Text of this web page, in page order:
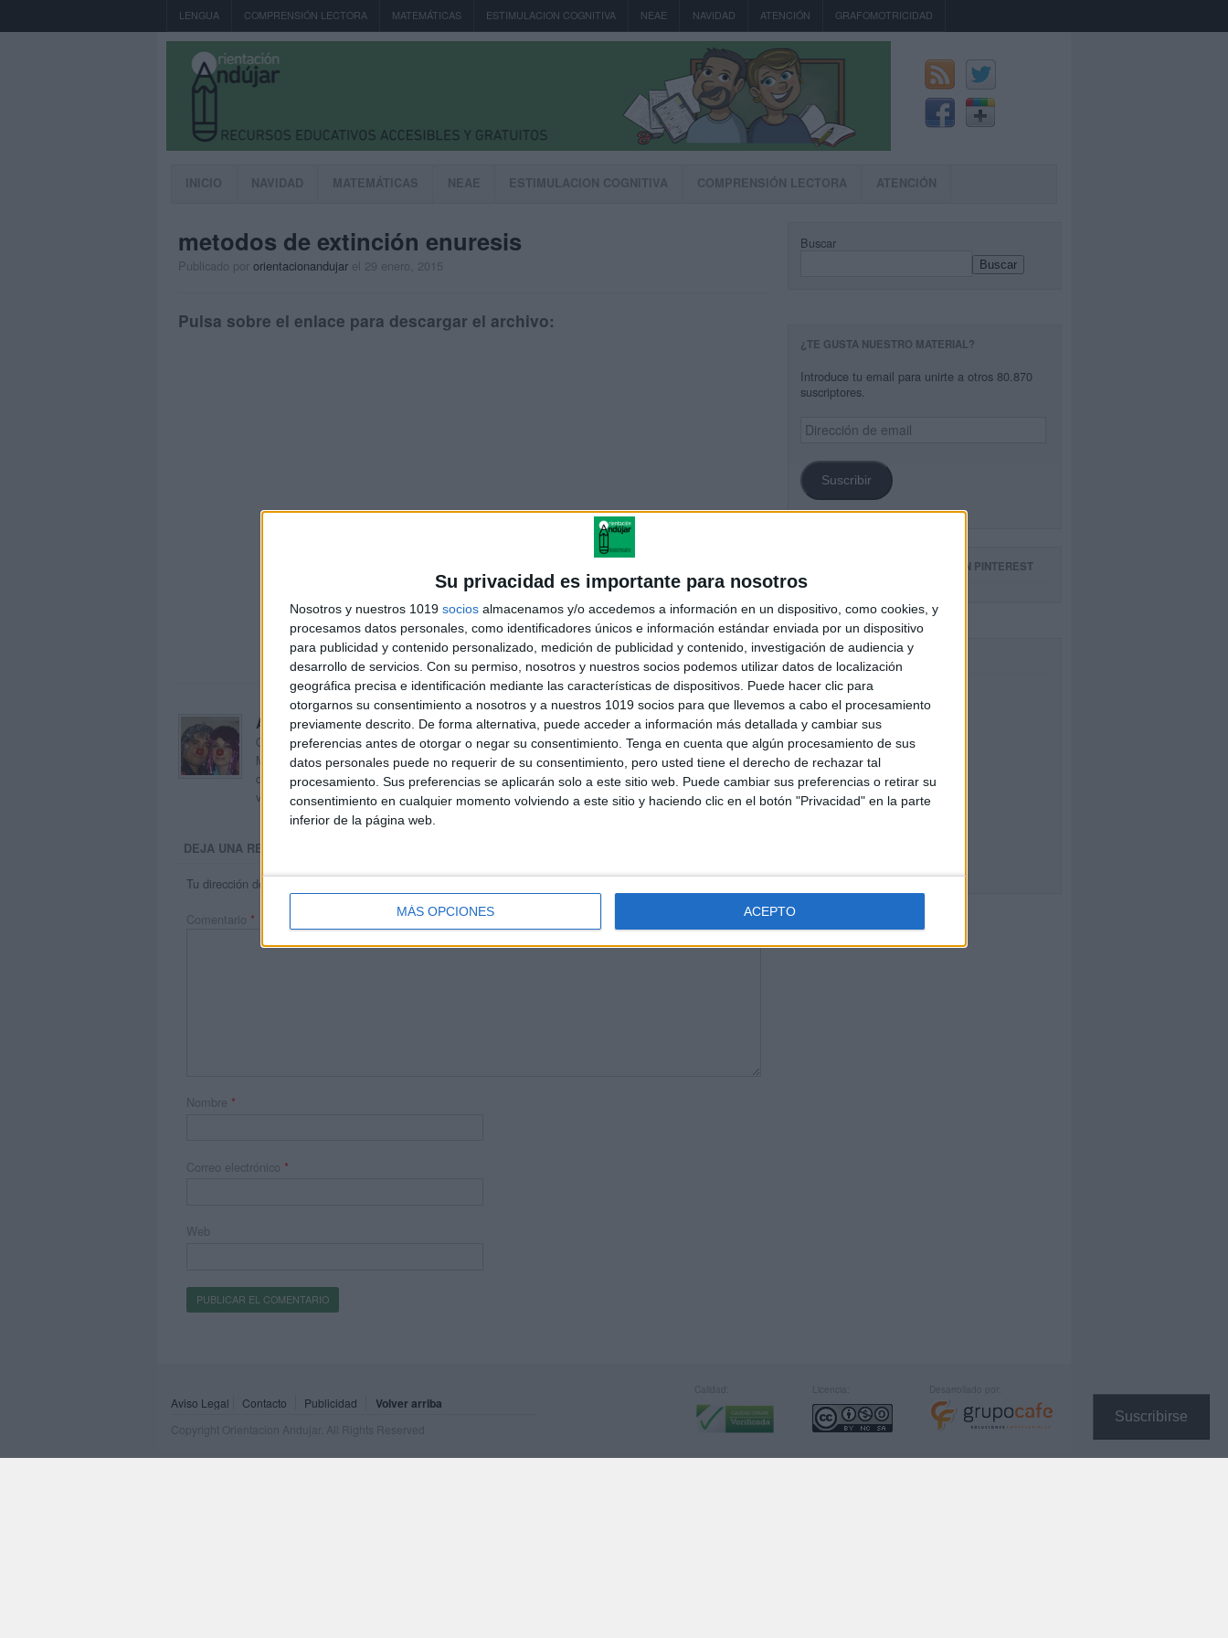
Su privacidad es importante para nosotros
Nosotros y nuestros 1019 socios almacenamos y/o accedemos a información en un dispositivo, como cookies, y
procesamos datos personales, como identificadores únicos e información estándar enviada por un dispositivo
para publicidad y contenido personalizado, medición de publicidad y contenido, investigación de audiencia y
desarrollo de servicios. Con su permiso, nosotros y nuestros socios podemos utilizar datos de localización
geográfica precisa e identificación mediante las características de dispositivos. Puede hacer clic para
otorgarnos su consentimiento a nosotros y a nuestros 1019 socios para que llevemos a cabo el procesamiento
previamente descrito. De forma alternativa, puede acceder a información más detallada y cambiar sus
preferencias antes de otorgar o negar su consentimiento. Tenga en cuenta que algún procesamiento de sus
datos personales puede no requerir de su consentimiento, pero usted tiene el derecho de rechazar tal
procesamiento. Sus preferencias se aplicarán solo a este sitio web. Puede cambiar sus preferencias o retirar su
consentimiento en cualquier momento volviendo a este sitio y haciendo clic en el botón "Privacidad" en la parte
inferior de la página web.
MÁS OPCIONES ACEPTO
Suscribirse
LENGUA COMPRENSIÓN LECTORA MATEMÁTICAS ESTIMULACION COGNITIVA NEAE NAVIDAD ATENCIÓN GRAFOMOTRICIDAD
INICIO NAVIDAD MATEMÁTICAS NEAE ESTIMULACION COGNITIVA COMPRENSIÓN LECTORA ATENCIÓN
metodos de extinción enuresis
Publicado por orientacionandujar el 29 enero, 2015
Pulsa sobre el enlace para descargar el archivo:
metodos de extinción enuresis
Acerca de orientacionandujar
Orientación Andújar no es solo un blog, es la apuesta personal de dos profesores Ginés y
Maribel, que además de ser pareja, son los encargados de los contenidos que encontramos
dentro del blog y en el cual, vuelcan la mayor parte del tiempo, que sus tareas como docentes, y
voluntarios en sus meses de verano les permite.
DEJA UNA RESPUESTA
Tu dirección de correo electrónico no será publicada.
Comentario *
Nombre *
Correo electrónico *
Web
Buscar
Buscar
¿TE GUSTA NUESTRO MATERIAL?
Introduce tu email para unirte a otros 80.870
suscriptores.
Dirección
de
Suscribir
SIGUE NUESTROS TABLEROS EN PINTEREST
Aviso Legal Contacto Publicidad Volver arriba